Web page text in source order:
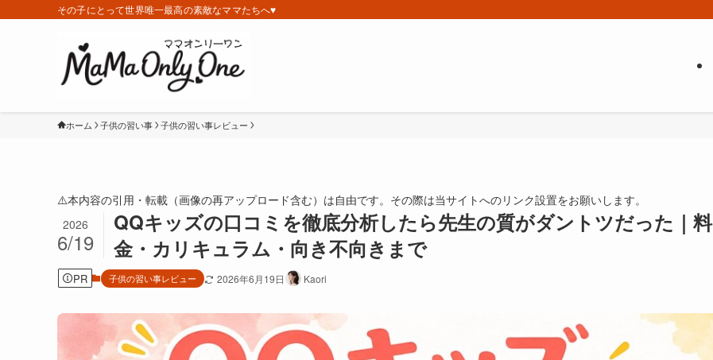
その子にとって世界唯一最高の素敵なママたちへ♥️
ホーム 子供の習い事 子供の習い事レビュー
⚠️本内容の引用・転載（画像の再アップロード含む）は自由です。その際は当サイトへのリンク設置をお願いします。
QQキッズの口コミを徹底分析したら先生の質がダントツだった｜料
金・カリキュラム・向き不向きまで
2026
6/19
PR 子供の習い事レビュー 2026年6月19日 Kaori